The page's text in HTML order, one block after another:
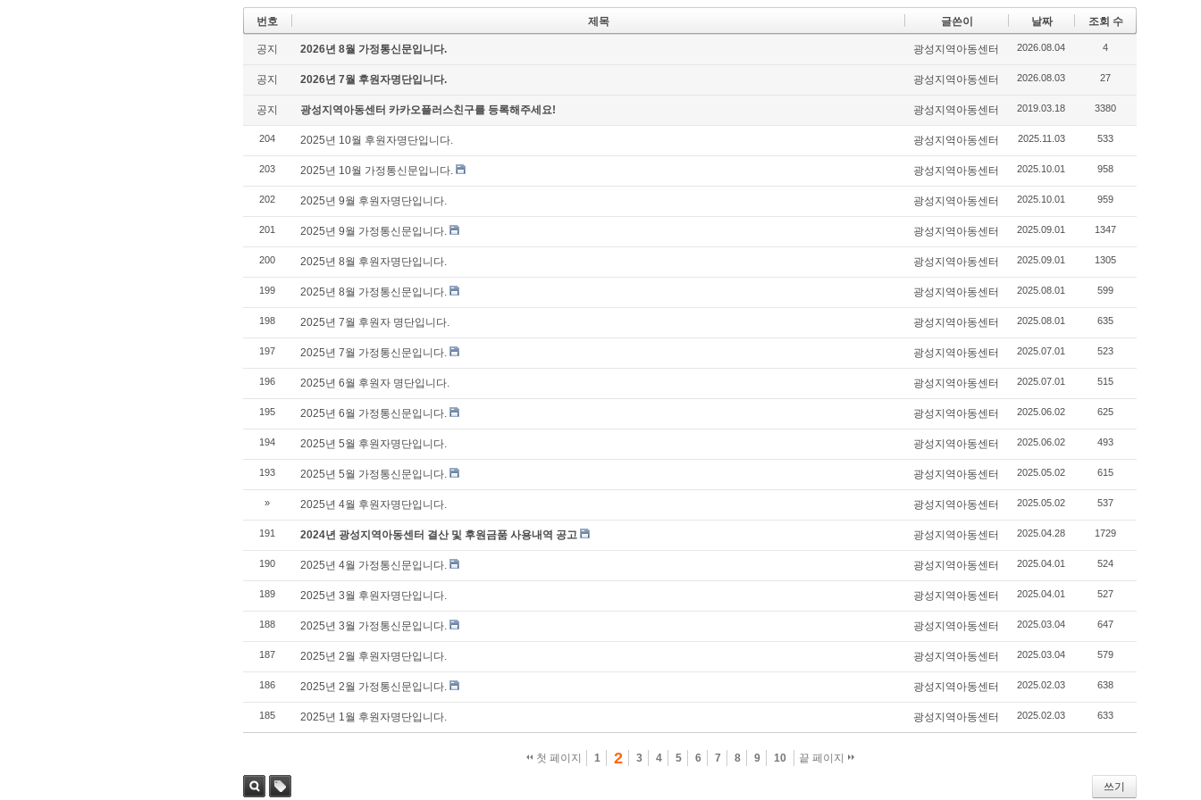
번호 제목 글쓴이 날짜 조회 수
공지 2026년 8월 가정통신문입니다. 광성지역아동센터 2026.08.04 4
공지 2026년 7월 후원자명단입니다. 광성지역아동센터 2026.08.03 27
공지 광성지역아동센터 카카오플러스친구를 등록해주세요! 광성지역아동센터 2019.03.18 3380
204 2025년 10월 후원자명단입니다. 광성지역아동센터 2025.11.03 533
203 2025년 10월 가정통신문입니다. 광성지역아동센터 2025.10.01 958
202 2025년 9월 후원자명단입니다. 광성지역아동센터 2025.10.01 959
201 2025년 9월 가정통신문입니다. 광성지역아동센터 2025.09.01 1347
200 2025년 8월 후원자명단입니다. 광성지역아동센터 2025.09.01 1305
199 2025년 8월 가정통신문입니다. 광성지역아동센터 2025.08.01 599
198 2025년 7월 후원자 명단입니다. 광성지역아동센터 2025.08.01 635
197 2025년 7월 가정통신문입니다. 광성지역아동센터 2025.07.01 523
196 2025년 6월 후원자 명단입니다. 광성지역아동센터 2025.07.01 515
195 2025년 6월 가정통신문입니다. 광성지역아동센터 2025.06.02 625
194 2025년 5월 후원자명단입니다. 광성지역아동센터 2025.06.02 493
193 2025년 5월 가정통신문입니다. 광성지역아동센터 2025.05.02 615
» 2025년 4월 후원자명단입니다. 광성지역아동센터 2025.05.02 537
191 2024년 광성지역아동센터 결산 및 후원금품 사용내역 공고 광성지역아동센터 2025.04.28 1729
190 2025년 4월 가정통신문입니다. 광성지역아동센터 2025.04.01 524
189 2025년 3월 후원자명단입니다. 광성지역아동센터 2025.04.01 527
188 2025년 3월 가정통신문입니다. 광성지역아동센터 2025.03.04 647
187 2025년 2월 후원자명단입니다. 광성지역아동센터 2025.03.04 579
186 2025년 2월 가정통신문입니다. 광성지역아동센터 2025.02.03 638
185 2025년 1월 후원자명단입니다. 광성지역아동센터 2025.02.03 633
첫 페이지 1 2 3 4 5 6 7 8 9 10 끝 페이지
쓰기